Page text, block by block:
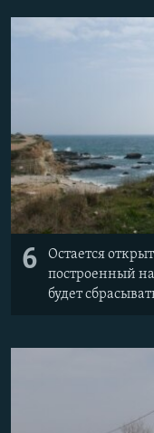
6
Остается
построенный
будет